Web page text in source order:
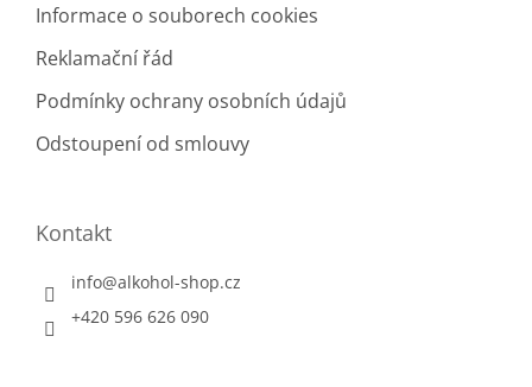
Informace o souborech cookies
Reklamační řád
Podmínky ochrany osobních údajů
Odstoupení od smlouvy
Kontakt
info@alkohol-shop.cz
+420 596 626 090